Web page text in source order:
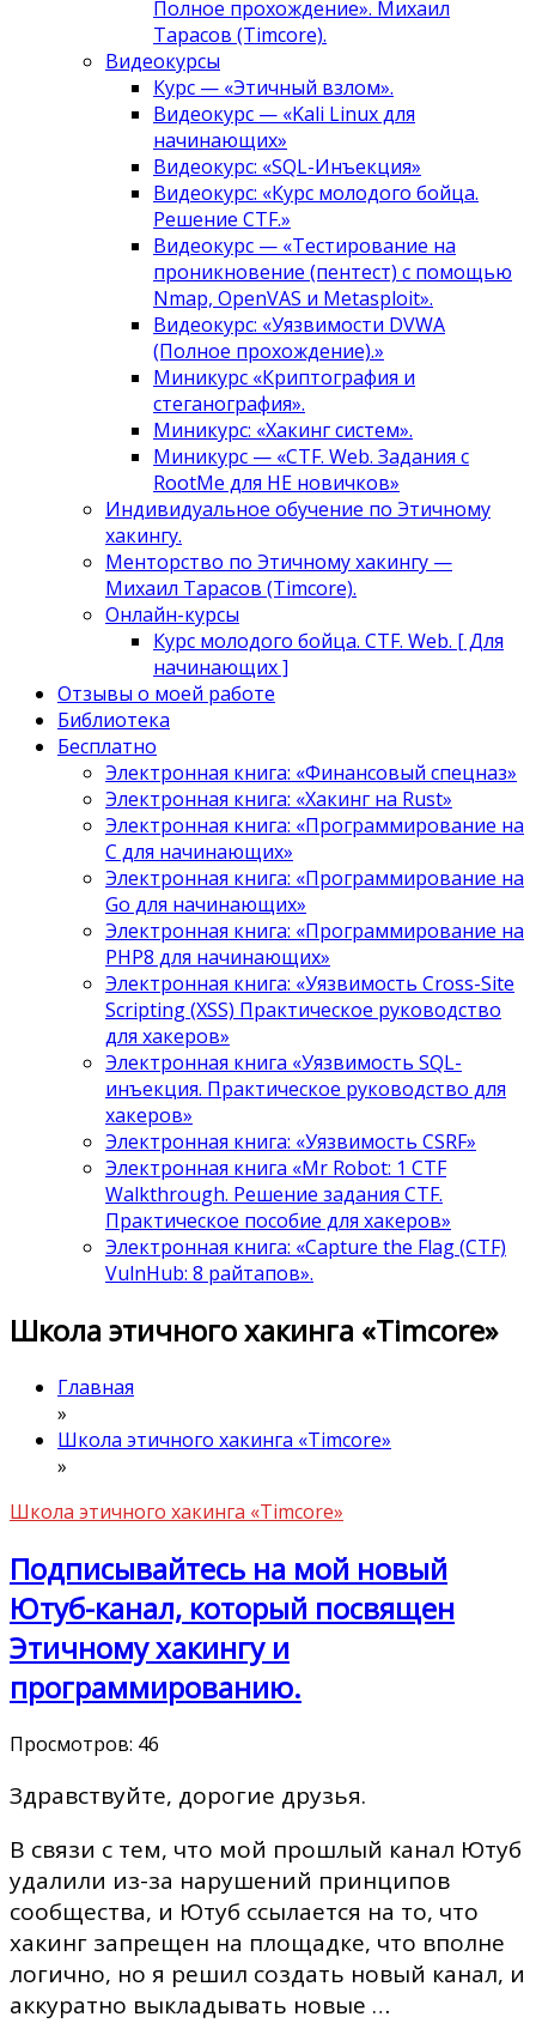
Полное прохождение». Михаил
Тарасов (Timcore).
Видеокурсы
Курс — «Этичный взлом».
Видеокурс — «Kali Linux для
начинающих»
Видеокурс: «SQL-Инъекция»
Видеокурс: «Курс молодого бойца.
Решение CTF.»
Видеокурс — «Тестирование на
проникновение (пентест) с помощью
Nmap, OpenVAS и Metasploit».
Видеокурс: «Уязвимости DVWA
(Полное прохождение).»
Миникурс «Криптография и
стеганография».
Миникурс: «Хакинг систем».
Миникурс — «CTF. Web. Задания с
RootMe для НЕ новичков»
Индивидуальное обучение по Этичному
хакингу.
Менторство по Этичному хакингу —
Михаил Тарасов (Timcore).
Онлайн-курсы
Курс молодого бойца. CTF. Web. [ Для
начинающих ]
Отзывы о моей работе
Библиотека
Бесплатно
Электронная книга: «Финансовый спецназ»
Электронная книга: «Хакинг на Rust»
Электронная книга: «Программирование на
C для начинающих»
Электронная книга: «Программирование на
Go для начинающих»
Электронная книга: «Программирование на
PHP8 для начинающих»
Электронная книга: «Уязвимость Cross-Site
Scripting (XSS) Практическое руководство
для хакеров»
Электронная книга «Уязвимость SQL-
инъекция. Практическое руководство для
хакеров»
Электронная книга: «Уязвимость CSRF»
Электронная книга «Mr Robot: 1 CTF
Walkthrough. Решение задания CTF.
Практическое пособие для хакеров»
Электронная книга: «Capture the Flag (CTF)
VulnHub: 8 райтапов».
Школа этичного хакинга «Timcore»
Главная
»
Школа этичного хакинга «Timcore»
»
Школа этичного хакинга «Timcore»
Подписывайтесь на мой новый
Ютуб-канал, который посвящен
Этичному хакингу и
программированию.
Просмотров: 46
Здравствуйте, дорогие друзья.
В связи с тем, что мой прошлый канал Ютуб
удалили из-за нарушений принципов
сообщества, и Ютуб ссылается на то, что
хакинг запрещен на площадке, что вполне
логично, но я решил создать новый канал, и
аккуратно выкладывать новые …